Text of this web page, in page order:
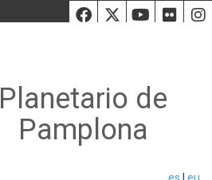
Facebook
Twiiter
Planetario de
Pamplona